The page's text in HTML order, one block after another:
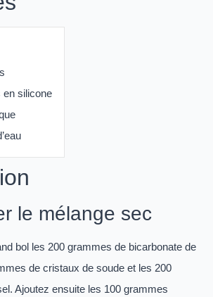
en silicone
le mélange sec
bol les 200 grammes de bicarbonate de
de cristaux de soude et les 200
Ajoutez ensuite les 100 grammes